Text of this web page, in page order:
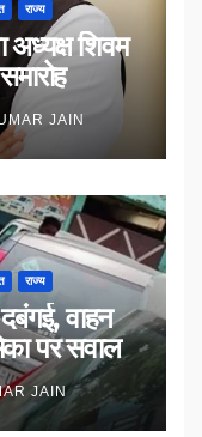
राज्य
शिवम
JAIN
राज्य
पर सवाल
JAIN